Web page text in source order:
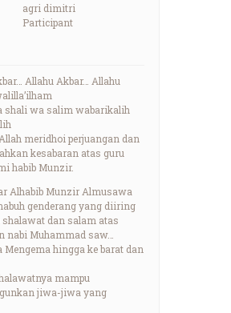
agri dimitri
Participant
Allahu Akbar… Allahu
shali wa salim wabarikalih
meridhoi perjuangan dan
kesabaran atas guru
habib Munzir.
Alhabib Munzir Almusawa
genderang yang diiring
dan salam atas
nabi Muhammad saw…
Mengema hingga ke barat dan
mampu
jiwa-jiwa yang